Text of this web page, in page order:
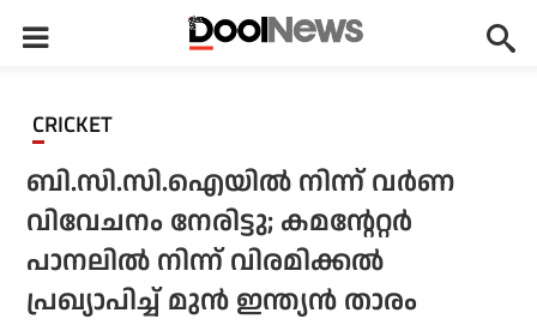
CRICKET
ബി.സി.സി.ഐയില്‍ നിന്ന് വര്‍ണ
വിവേചനം നേരിട്ടു; കമന്റേറ്റര്‍
പാനലില്‍ നിന്ന് വിരമിക്കല്‍
പ്രഖ്യാപിച്ച് മുന്‍ ഇന്ത്യന്‍ താരം